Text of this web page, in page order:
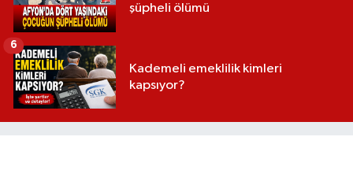
şüpheli ölümü
Kademeli emeklilik kimleri
kapsıyor?
6